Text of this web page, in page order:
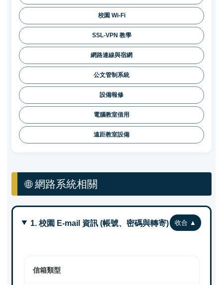
校園 Wi-Fi
SSL-VPN 教學
網路連線與宿網
公文管制系統
設備報修
電腦教室借用
遠距教室設備
🌐 網路系統相關
1. 校園 E-mail 資訊 (帳號、密碼與轉寄)
信箱類型